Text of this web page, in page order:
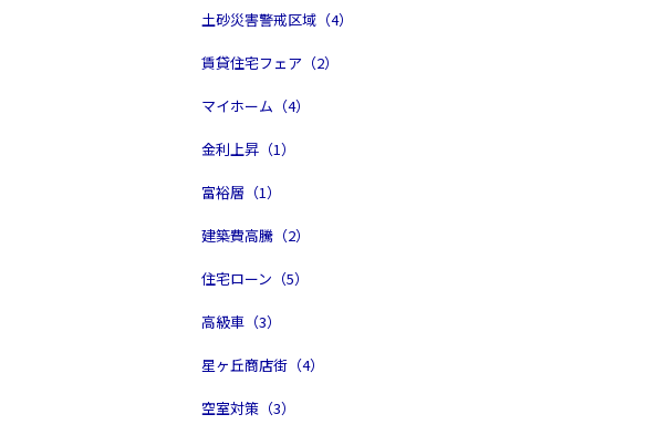
土砂災害警戒区域（4）
賃貸住宅フェア（2）
マイホーム（4）
金利上昇（1）
富裕層（1）
建築費高騰（2）
住宅ローン（5）
高級車（3）
星ヶ丘商店街（4）
空室対策（3）